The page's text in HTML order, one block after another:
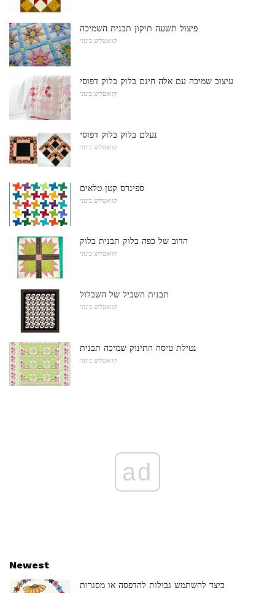
פיצול תשעה תיקון תבנית השמיכה
קוואטלינג בינוני
עיצוב שמיכה עם אלה חינם בלוק בלוק דפוסי
קוואטלינג בינוני
נעלם בלוק בלוק דפוסי
קוואטלינג בינוני
ספינרס קטן טלאים
קוואטלינג בינוני
הדוב של כפה בלוק תבנית בלוק
קוואטלינג בינוני
תבנית השביל של השבלול
קוואטלינג בינוני
נטילת טיסה התינוק שמיכה תבנית
קוואטלינג בינוני
ad
Newest
כיצד להשתמש גבולות להדפסה או מסגרות